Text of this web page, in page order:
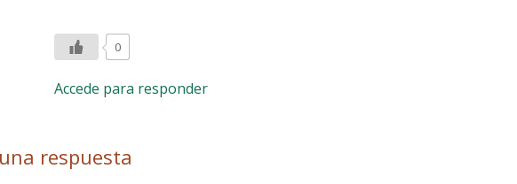
0
Accede para responder
respuesta